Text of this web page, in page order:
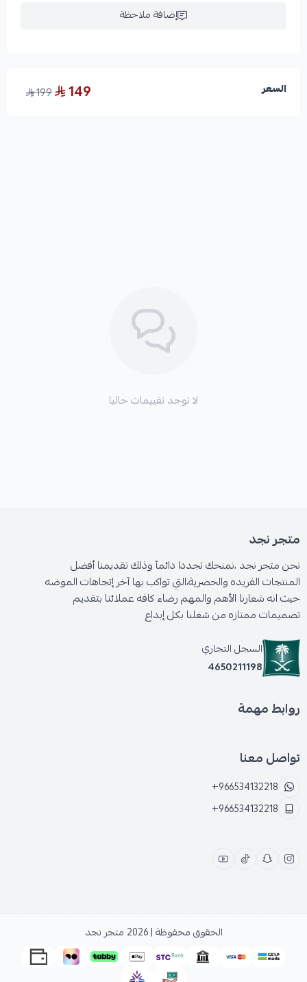
إضافة ملاحظة
السعر 149
199
لا توجد تقييمات حاليا
متجر نجد
نحن متجر نجد ،نمنحك تجددا دائمآ وذلك تقديمنا أفضل
المنتجات الفريده والحصرية،التي تواكب بها آخر إتجاهات الموضه
حيث انه شعارنا الأهم والمهم رضاء كافه عملائنا بتقديم
تصميمات ممتازه من شغلنا بكل إبداع
السجل التجاري
4650211198
روابط مهمة
تواصل معنا
+966534132218
+966534132218
الحقوق محفوظة | 2026 متجر نجد